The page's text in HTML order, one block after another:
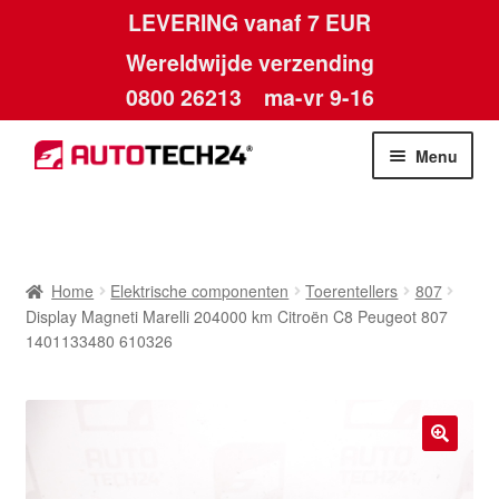
LEVERING vanaf 7 EUR
Wereldwijde verzending
0800 26213 ma-vr 9-16
Skip
to
Skip
to
Menu
Algemene voorwaarden
Betalingen
Home Elektrische componenten Toerentellers
807
Display Magneti Marelli 204000 km Citroën C8 Peugeot 807
1401133480 610326